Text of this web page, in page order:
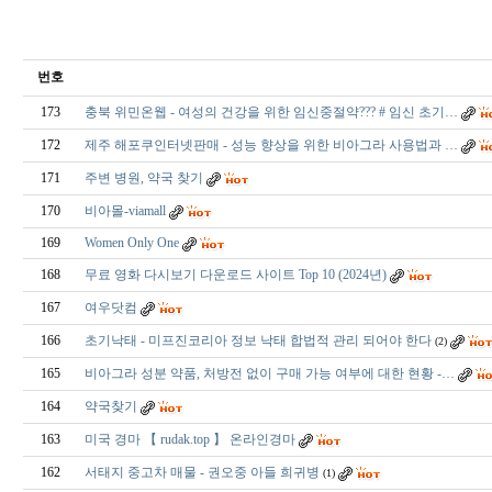
번호
173 충북 위민온웹 - 여성의 건강을 위한 임신중절약??? # 임신 초기…
172 제주 해포쿠인터넷판매 - 성능 향상을 위한 비아그라 사용법과 …
171 주변 병원, 약국 찾기
170 비아몰-viamall
169 Women Only One
168 무료 영화 다시보기 다운로드 사이트 Top 10 (2024년)
167 여우닷컴
166 초기낙태 - 미프진코리아 정보 낙태 합법적 관리 되어야 한다 (2)
165 비아그라 성분 약품, 처방전 없이 구매 가능 여부에 대한 현황 -…
164 약국찾기
163 미국 경마 【 rudak.top 】 온라인경마
162 서태지 중고차 매물 - 권오중 아들 희귀병 (1)